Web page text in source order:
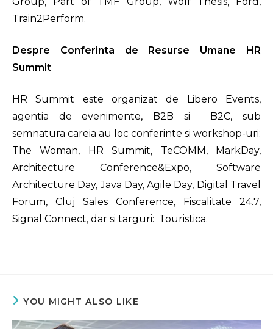
Train2Perform.
Despre Conferinta de Resurse Umane HR
Summit
HR Summit este organizat de Libero Events,
agentia de evenimente, B2B si B2C, sub
semnatura careia au loc conferinte si workshop-uri:
The Woman, HR Summit, TeCOMM, MarkDay,
Architecture Conference&Expo, Software
Architecture Day, Java Day, Agile Day, Digital Travel
Forum, Cluj Sales Conference, Fiscalitate 24.7,
Signal Connect, dar si targuri: Touristica.
YOU MIGHT ALSO LIKE